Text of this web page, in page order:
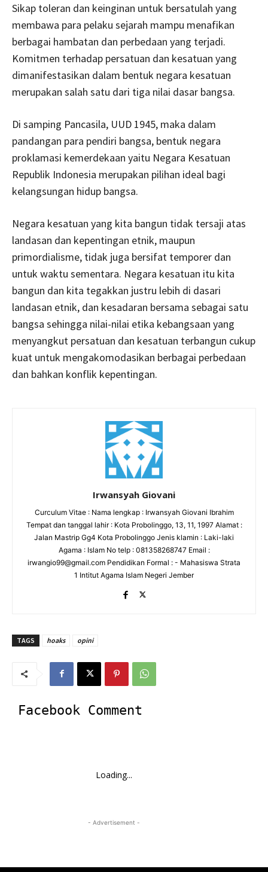
Sikap toleran dan keinginan untuk bersatulah yang
membawa para pelaku sejarah mampu menafikan
berbagai hambatan dan perbedaan yang terjadi.
Komitmen terhadap persatuan dan kesatuan yang
dimanifestasikan dalam bentuk negara kesatuan
merupakan salah satu dari tiga nilai dasar bangsa.
Di samping Pancasila, UUD 1945, maka dalam
pandangan para pendiri bangsa, bentuk negara
proklamasi kemerdekaan yaitu Negara Kesatuan
Republik Indonesia merupakan pilihan ideal bagi
kelangsungan hidup bangsa.
Negara kesatuan yang kita bangun tidak tersaji atas
landasan dan kepentingan etnik, maupun
primordialisme, tidak juga bersifat temporer dan
untuk waktu sementara. Negara kesatuan itu kita
bangun dan kita tegakkan justru lebih di dasari
landasan etnik, dan kesadaran bersama sebagai satu
bangsa sehingga nilai-nilai etika kebangsaan yang
menyangkut persatuan dan kesatuan terbangun cukup
kuat untuk mengakomodasikan berbagai perbedaan
dan bahkan konflik kepentingan.
Irwansyah Giovani
Curculum Vitae : Nama lengkap : Irwansyah Giovani Ibrahim
Tempat dan tanggal lahir : Kota Probolinggo, 13, 11, 1997 Alamat :
Jalan Mastrip Gg4 Kota Probolinggo Jenis klamin : Laki-laki
Agama : Islam No telp : 081358268747 Email :
irwangio99@gmail.com Pendidikan Formal : - Mahasiswa Strata
1 Intitut Agama Islam Negeri Jember
TAGS hoaks opini
Facebook Comment
Loading...
- Advertisement -